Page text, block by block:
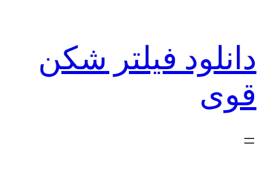
دانلود فیلتر شکن
قوی